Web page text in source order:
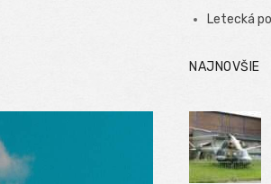
Letecká
NAJNOVŠIE